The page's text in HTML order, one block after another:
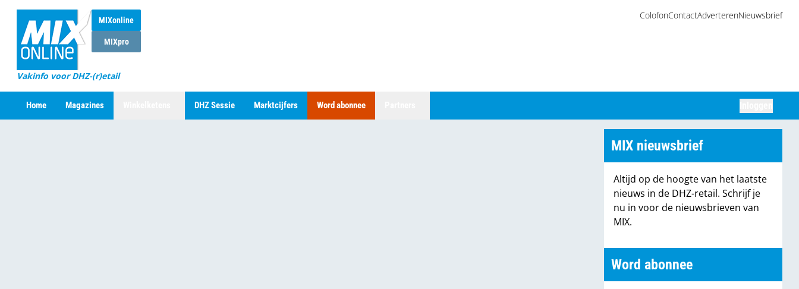
MIXonline
MIXpro
Vakinfo voor DHZ-(r)etail
ColofonContactAdverterenNieuwsbrief
Home Magazines DHZ Sessie Marktcijfers Word abonnee
MIX nieuwsbrief
Altijd op de hoogte van het laatste
nieuws in de DHZ-retail. Schrijf je
nu in voor de nieuwsbrieven van
MIX.
Word abonnee